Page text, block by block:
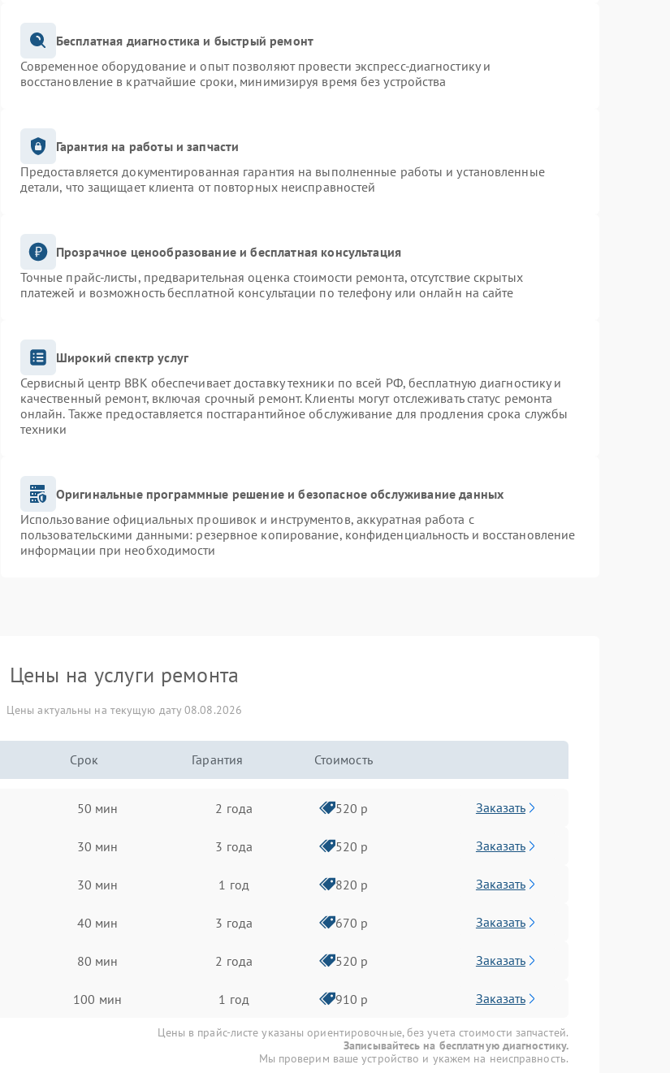
Бесплатная диагностика и быстрый ремонт
Современное оборудование и опыт позволяют провести экспресс-диагностику и
восстановление в кратчайшие сроки, минимизируя время без устройства
Гарантия на работы и запчасти
Предоставляется документированная гарантия на выполненные работы и установленные
детали, что защищает клиента от повторных неисправностей
Прозрачное ценообразование и бесплатная консультация
Точные прайс-листы, предварительная оценка стоимости ремонта, отсутствие скрытых
платежей и возможность бесплатной консультации по телефону или онлайн на сайте
Широкий спектр услуг
Сервисный центр BBK обеспечивает доставку техники по всей РФ, бесплатную диагностику и
качественный ремонт, включая срочный ремонт. Клиенты могут отслеживать статус ремонта
онлайн. Также предоставляется постгарантийное обслуживание для продления срока службы
техники
Оригинальные программные решение и безопасное обслуживание данных
Использование официальных прошивок и инструментов, аккуратная работа с
пользовательскими данными: резервное копирование, конфиденциальность и восстановление
информации при необходимости
Цены на услуги ремонта
Цены актуальны на текущую дату 08.08.2026
Срок Гарантия Стоимость
50 мин 2 года 520 р Заказать
30 мин 3 года 520 р Заказать
30 мин 1 год 820 р Заказать
40 мин 3 года 670 р Заказать
80 мин 2 года 520 р Заказать
100 мин 1 год 910 р Заказать
Цены в прайс-листе указаны ориентировочные, без учета стоимости запчастей.
Записывайтесь на бесплатную диагностику.
Мы проверим ваше устройство и укажем на неисправность.